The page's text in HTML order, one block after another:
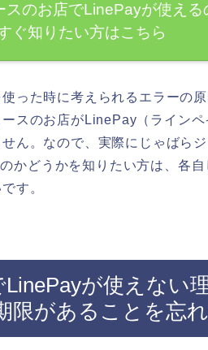
スのお店でLinePayが使える
ぐ知りたい方はこちら
った時に考えられるエラーの
スのお店がLinePay（ライン
ん。なので、実際にじゃばら
かどうかを知りたい方は、各
す。
が使えない
限があることを忘